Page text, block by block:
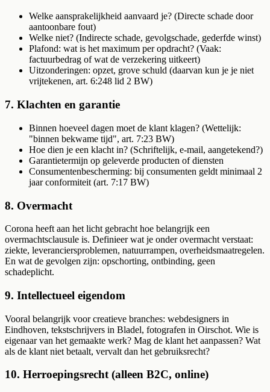
Welke aansprakelijkheid aanvaard je? (Directe schade door
aantoonbare fout)
Welke niet? (Indirecte schade, gevolgschade, gederfde winst)
Plafond: wat is het maximum per opdracht? (Vaak:
factuurbedrag of wat de verzekering uitkeert)
Uitzonderingen: opzet, grove schuld (daarvan kun je je niet
vrijtekenen, art. 6:248 lid 2 BW)
7. Klachten en garantie
Binnen hoeveel dagen moet de klant klagen? (Wettelijk:
"binnen bekwame tijd", art. 7:23 BW)
Hoe dien je een klacht in? (Schriftelijk, e-mail, aangetekend?)
Garantietermijn op geleverde producten of diensten
Consumentenbescherming: bij consumenten geldt minimaal 2
jaar conformiteit (art. 7:17 BW)
8. Overmacht
Corona heeft aan het licht gebracht hoe belangrijk een
overmachtsclausule is. Definieer wat je onder overmacht verstaat:
ziekte, leveranciersproblemen, natuurrampen, overheidsmaatregelen.
En wat de gevolgen zijn: opschorting, ontbinding, geen
schadeplicht.
9. Intellectueel eigendom
Vooral belangrijk voor creatieve branches: webdesigners in
Eindhoven, tekstschrijvers in Bladel, fotografen in Oirschot. Wie is
eigenaar van het gemaakte werk? Mag de klant het aanpassen? Wat
als de klant niet betaalt, vervalt dan het gebruiksrecht?
10. Herroepingsrecht (alleen B2C, online)